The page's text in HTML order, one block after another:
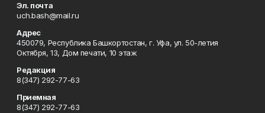
Эл. почта
uch.bash@mail.ru
Адрес
450079, Республика Башкортостан, г. Уфа, ул. 50-летия
Октября, 13, Дом печати, 10 этаж
Редакция
8(347) 292-77-63
Приемная
8(347) 292-77-63